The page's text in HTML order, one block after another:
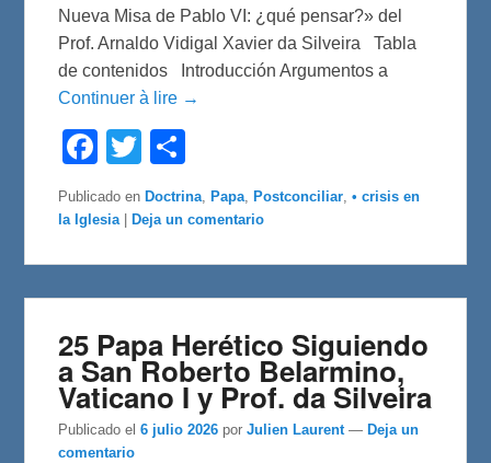
Nueva Misa de Pablo VI: ¿qué pensar?» del
Prof. Arnaldo Vidigal Xavier da Silveira Tabla
de contenidos Introducción Argumentos a
Continuer à lire →
F
e
b
o
k
T
t
t
e
p
a
r
i
Publicado en Doctrina ,Papa ,Postconciliar ,• crisis en
la Iglesia |Deja un comentario
25 Papa Herético Siguiendo
a San Roberto Belarmino,
Vaticano I y Prof. da Silveira
Publicado el 6 julio 2026 porJulien Laurent — Deja un
comentario